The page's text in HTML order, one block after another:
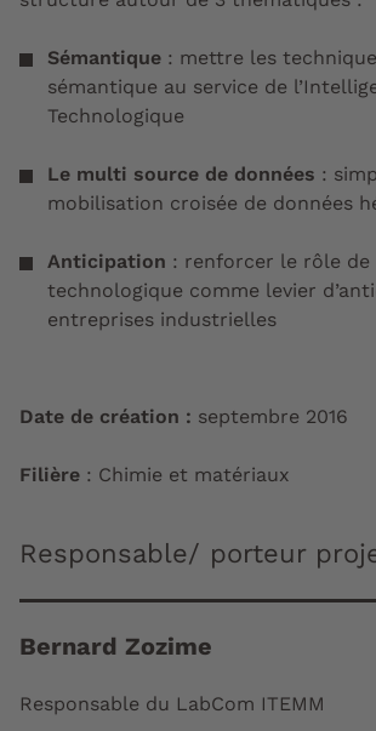
Sémantique : mettre les
sémantique au service de
Technologique
Le multi source de données :
mobilisation croisée de données
Anticipation : renforcer le rôle de
technologique comme levier
entreprises industrielles
Date de création : septembre 2016
Filière : Chimie et matériaux
Responsable/ porteur
Bernard Zozime
Responsable du LabCom ITEMM